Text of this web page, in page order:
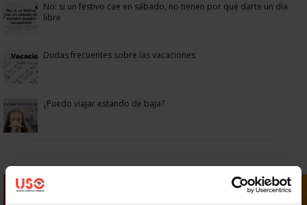
No: si un festivo cae en sábado, no tienen por qué darte un día
libre
Dudas frecuentes sobre las vacaciones
¿Puedo viajar estando de baja?